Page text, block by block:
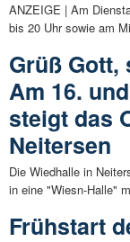
ANZEIGE | Am
bis 20 Uhr sowie am
Grüß Gott,
Am 16.
steigt das
Neitersen
Die Wiedhalle in
in eine "Wiesn-Halle"
Frühstart